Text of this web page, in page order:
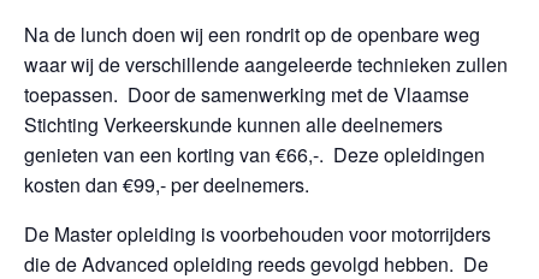
Na de lunch doen wij een rondrit op de openbare weg
waar wij de verschillende aangeleerde technieken zullen
toepassen. Door de samenwerking met de Vlaamse
Stichting Verkeerskunde kunnen alle deelnemers
genieten van een korting van €66,-. Deze opleidingen
kosten dan €99,- per deelnemers.
De Master opleiding is voorbehouden voor motorrijders
die de Advanced opleiding reeds gevolgd hebben. De